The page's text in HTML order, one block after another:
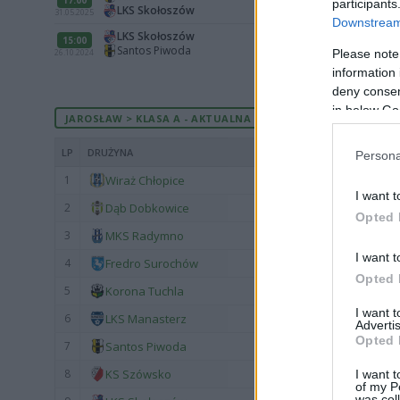
Please
information
deny
in below
I want
Opted
I want
Opted
I want
Opted
I want
of my
31.05.2025
LKS Skołoszów
15:00
26.10.2024
LKS Skołoszów
Santos Piwoda
JAROSŁAW > KLASA A - AKTUALNA TABELA
LP DRUŻYNA
1 Wiraż Chłopice
2 Dąb Dobkowice
3 MKS Radymno
4 Fredro Surochów
5 Korona Tuchla
6 LKS Manasterz
7 Santos Piwoda
8 KS Szówsko